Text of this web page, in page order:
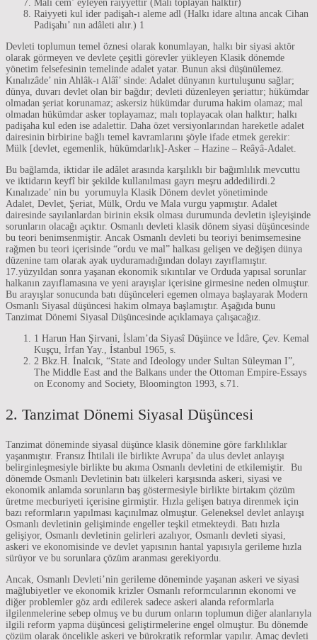
Malı cem’ eyleyen raiyyettir (Malı toplayan halktır)
Raiyyeti kul ider padişah-ı aleme adl (Halkı idare altına ancak Cihan
Padişahı’ nın adâleti alır.) 1
Devleti toplumun temel öznesi olarak konumlayan, halkı bir siyasi aktör
olarak görmeyen ve devlete çeşitli görevler yükleyen Klasik dönemde
yönetim felsefesinin temelinde adalet yatar. Bunun aksi düşünülemez.
Kınalızâde’ nin Ahlâk-ı Alâî’ sinde: Adalet dünyanın kurtuluşunu sağlar;
dünya, duvarı devlet olan bir bağdır; devleti düzenleyen şeriattır; hükümdar
olmadan şeriat korunamaz; askersiz hükümdar duruma hakim olamaz; mal
olmadan hükümdar asker toplayamaz; malı toplayacak olan halktır; halkı
padişaha kul eden ise adalettir. Daha özet versiyonlarından hareketle adalet
dairesinin birbirine bağlı temel kavramlarını şöyle ifade etmek gerekir:
Mülk [devlet, egemenlik, hükümdarlık]-Asker – Hazine – Reâyâ-Adalet.
Bu bağlamda, iktidar ile adâlet arasında karşılıklı bir bağımlılık mevcuttu
ve iktidarın keyfî bir şekilde kullanılması gayrı meşru addedilirdi.2
Kınalızade’ nin bu yorumuyla Klasik Dönem devlet yönetiminde
Adalet, Devlet, Şeriat, Mülk, Ordu ve Mala vurgu yapmıştır. Adalet
dairesinde sayılanlardan birinin eksik olması durumunda devletin işleyişinde
sorunların olacağı açıktır. Osmanlı devleti klasik dönem siyasi düşüncesinde
bu teori benimsenmiştir. Ancak Osmanlı devleti bu teoriyi benimsemesine
rağmen bu teori içerisinde “ordu ve mal” halkası gelişen ve değişen dünya
düzenine tam olarak ayak uyduramadığından dolayı zayıflamıştır.
17.yüzyıldan sonra yaşanan ekonomik sıkıntılar ve Orduda yapısal sorunlar
halkanın zayıflamasına ve yeni arayışlar içerisine girmesine neden olmuştur.
Bu arayışlar sonucunda batı düşünceleri egemen olmaya başlayarak Modern
Osmanlı Siyasal düşüncesi hakim olmaya başlamıştır. Aşağıda bunu
Tanzimat Dönemi Siyasal Düşüncesinde açıklamaya çalışacağız.
1 Harun Han Şirvani, İslam’da Siyasî Düşünce ve İdâre, Çev. Kemal
Kuşçu, İrfan Yay., İstanbul 1965, s.
2 Bkz.H. İnalcık, “State and Ideology under Sultan Süleyman I”,
The Middle East and the Balkans under the Ottoman Empire-Essays
on Economy and Society, Bloomington 1993, s.71.
2. Tanzimat Dönemi Siyasal Düşüncesi
Tanzimat döneminde siyasal düşünce klasik dönemine göre farklılıklar
yaşanmıştır. Fransız İhtilali ile birlikte Avrupa’ da ulus devlet anlayışı
belirginleşmesiyle birlikte bu akıma Osmanlı devletini de etkilemiştir. Bu
dönemde Osmanlı Devletinin batı ülkeleri karşısında askeri, siyasi ve
ekonomik anlamda sorunların baş göstermesiyle birlikte birtakım çözüm
üretme mecburiyeti içerisine girmiştir. Hızla gelişen batıya direnmek için
bazı reformların yapılması kaçınılmaz olmuştur. Geleneksel devlet anlayışı
Osmanlı devletinin gelişiminde engeller teşkil etmekteydi. Batı hızla
gelişiyor, Osmanlı devletinin gelirleri azalıyor, Osmanlı devleti siyasi,
askeri ve ekonomisinde ve devlet yapısının hantal yapısıyla gerileme hızla
sürüyor ve bu sorunlara çözüm aranması gerekiyordu.
Ancak, Osmanlı Devleti’nin gerileme döneminde yaşanan askeri ve siyasi
mağlubiyetler ve ekonomik krizler Osmanlı reformcularının ekonomi ve
diğer problemler göz ardı edilerek sadece askeri alanda reformlarla
ilgilenmelerine sebep olmuş ve bu durum onların toplumun diğer alanlarıyla
ilgili reform yapma düşüncesi geliştirmelerine engel olmuştur. Bu dönemde
çözüm olarak öncelikle askeri ve bürokratik reformlar yapılır. Amaç devleti